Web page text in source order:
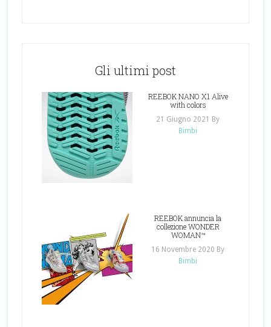
Gli ultimi post
REEBOK NANO X1 Alive
with colors
21 Giugno 2021
By
Bimbi
REEBOK annuncia la
collezione WONDER
WOMAN™
16 Novembre 2020 By
Bimbi